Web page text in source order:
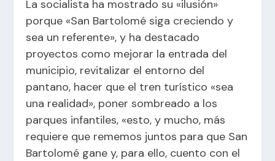
La socialista ha mostrado su «ilusión»
porque «San Bartolomé siga creciendo y
sea un referente», y ha destacado
proyectos como mejorar la entrada del
municipio, revitalizar el entorno del
pantano, hacer que el tren turístico «sea
una realidad», poner sombreado a los
parques infantiles, «esto, y mucho, más
requiere que rememos juntos para que San
Bartolomé gane y, para ello, cuento con el